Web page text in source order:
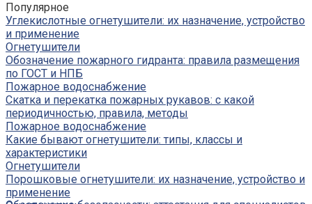
Популярное
Углекислотные огнетушители: их назначение, устройство
и применение
Огнетушители
Обозначение пожарного гидранта: правила размещения
по ГОСТ и НПБ
Пожарное водоснабжение
Скатка и перекатка пожарных рукавов: с какой
периодичностью, правила, методы
Пожарное водоснабжение
Какие бывают огнетушители: типы, классы и
характеристики
Огнетушители
Порошковые огнетушители: их назначение, устройство и
применение